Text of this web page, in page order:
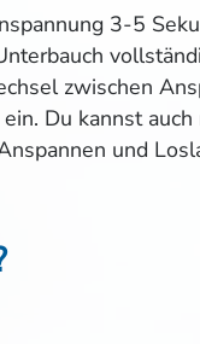
3-5
zwischen
Du kannst auch
und